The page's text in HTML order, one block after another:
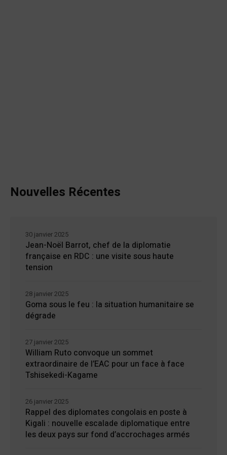
Nouvelles Récentes
Jean-Noël Barrot, chef de la diplomatie
française en RDC : une visite sous haute
tension
30 janvier 2025
Goma sous le feu : la situation humanitaire se
dégrade
28 janvier 2025
William Ruto convoque un sommet
extraordinaire de l’EAC pour un face à face
Tshisekedi-Kagame
27 janvier 2025
Rappel des diplomates congolais en poste à
Kigali : nouvelle escalade diplomatique entre
les deux pays sur fond d’accrochages armés
26 janvier 2025